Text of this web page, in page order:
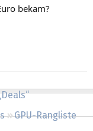
GPU-Rangliste
bekam?